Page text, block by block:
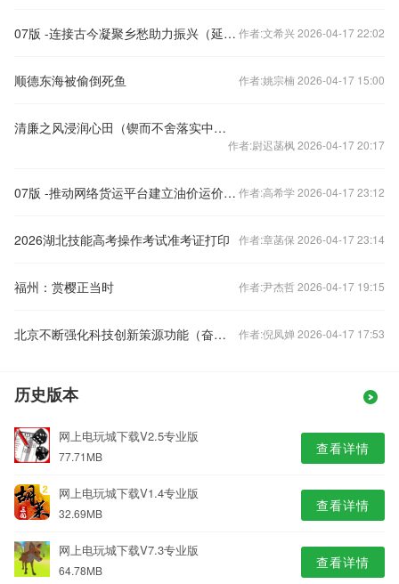
07版 -连接古今凝聚乡愁助力振兴（延伸阅读） 作者:文希兴 2026-04-17 22:02
顺德东海被偷倒死鱼 作者:姚宗楠 2026-04-17 15:00
清廉之风浸润心田（锲而不舍落实中央八项规定精神）
作者:尉迟菡枫 2026-04-17 20:17
07版 -推动网络货运平台建立油价运价协同调整机制 作者:高希学 2026-04-17 23:12
2026湖北技能高考操作考试准考证打印 作者:章菡保 2026-04-17 23:14
福州：赏樱正当时 作者:尹杰哲 2026-04-17 19:15
北京不断强化科技创新策源功能（奋勇争先，决战决胜“十四五”） 作者:倪凤婵 2026-04-17 17:53
历史版本
网上电玩城下载V2.5专业版
77.71MB 查看详情
网上电玩城下载V1.4专业版
32.69MB 查看详情
网上电玩城下载V7.3专业版
64.78MB 查看详情